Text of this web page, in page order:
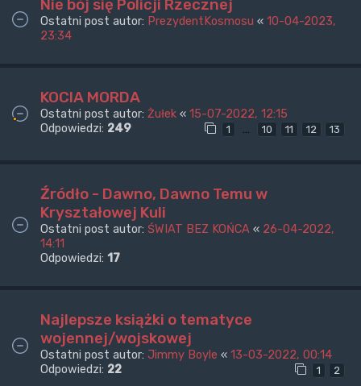
Nie bój się Policji Rzecznej
Ostatni post autor: PrezydentKosmosu « 10-04-2023,
23:34
KOCIA MORDA
Ostatni post autor: Żułek « 15-07-2022, 12:15
Odpowiedzi: 249 1 … 10 11 12 13
Źródło - Dawno, Dawno Temu w
Kryształowej Kuli
Ostatni post autor: ŚWIAT BEZ KOŃCA « 26-04-2022,
14:11
Odpowiedzi: 17
Najlepsze książki o tematyce
wojennej/wojskowej
Ostatni post autor: Jimmy Boyle « 13-03-2022, 00:14
Odpowiedzi: 22 1 2